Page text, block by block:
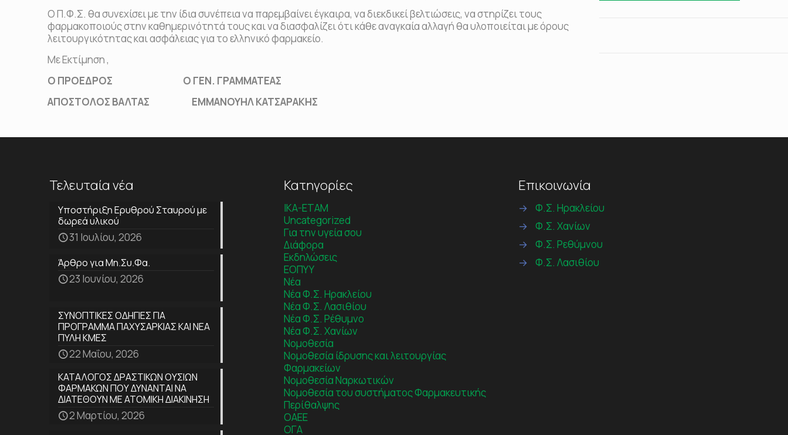
Ο Π.Φ.Σ. θα συνεχίσει με την ίδια συνέπεια να παρεμβαίνει έγκαιρα, να διεκδικεί βελτιώσεις, να στηρίζει τους
φαρμακοποιούς στην καθημερινότητά τους και να διασφαλίζει ότι κάθε αναγκαία αλλαγή θα υλοποιείται με όρους
λειτουργικότητας και ασφάλειας για το ελληνικό φαρμακείο.
Με Εκτίμηση ,
Ο ΠΡΟΕΔΡΟΣ Ο ΓΕΝ. ΓΡΑΜΜΑΤΕΑΣ
ΑΠΟΣΤΟΛΟΣ ΒΑΛΤΑΣ ΕΜΜΑΝΟΥΗΛ ΚΑΤΣΑΡΑΚΗΣ
Τελευταία νέα
Υποστήριξη Ερυθρού Σταυρού με
δωρεά υλικού
31 Ιουλίου, 2026
Άρθρο για Μη.Συ.Φα.
23 Ιουνίου, 2026
ΣΥΝΟΠΤΙΚΕΣ ΟΔΗΓΙΕΣ ΓΙΑ
ΠΡΟΓΡΑΜΜΑ ΠΑΧΥΣΑΡΚΙΑΣ ΚΑΙ ΝΕΑ
ΠΥΛΗ ΚΜΕΣ
22 Μαΐου, 2026
ΚΑΤΑΛΟΓΟΣ ΔΡΑΣΤΙΚΩΝ ΟΥΣΙΩΝ
ΦΑΡΜΑΚΩΝ ΠΟΥ ΔΥΝΑΝΤΑΙ ΝΑ
ΔΙΑΤΕΘΟΥΝ ΜΕ ΑΤΟΜΙΚΗ ΔΙΑΚΙΝΗΣΗ
2 Μαρτίου, 2026
Κατηγορίες
IKA-ETAM
Uncategorized
Για την υγεία σου
Διάφορα
Εκδηλώσεις
ΕΟΠΥΥ
Νέα
Νέα Φ.Σ. Ηρακλείου
Νέα Φ.Σ. Λασιθίου
Νέα Φ.Σ. Ρέθυμνο
Νέα Φ.Σ. Χανίων
Νομοθεσία
Νομοθεσία ίδρυσης και λειτουργίας
Φαρμακείων
Νομοθεσία Ναρκωτικών
Νομοθεσία του συστήματος Φαρμακευτικής
Περίθαλψης
ΟΑΕΕ
ΟΓΑ
Επικοινωνία
→
Φ.Σ. Ηρακλείου
→
Φ.Σ. Χανίων
→
Φ.Σ. Ρεθύμνου
→
Φ.Σ. Λασιθίου